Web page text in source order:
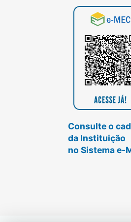
Consulte o
da Instituição
no Sistema e-